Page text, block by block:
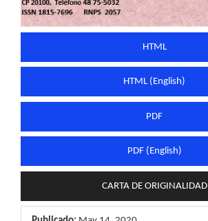
HTML
HTML (English)
PDF
PDF (English)
CARTA DE ORIGINALIDAD